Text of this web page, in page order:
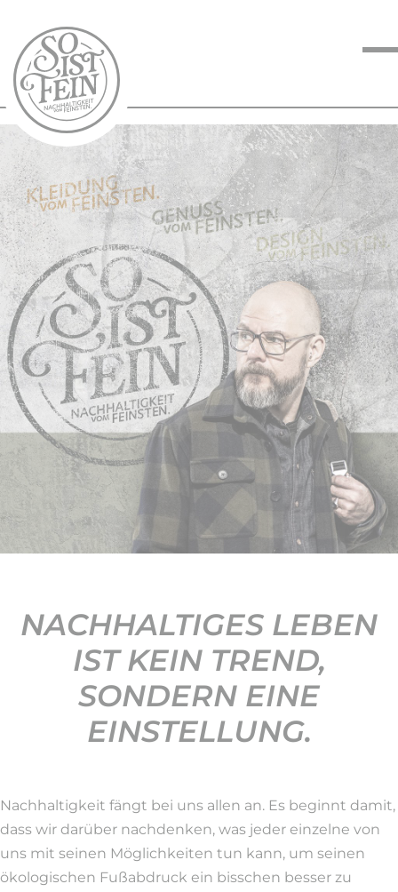
NACHHALTIGKEIT
VOM FEINSTEN
KOCHEN VOM
FEINSTEN
BLOG
KONTAKT
NACHHALTIGES LEBEN
IST KEIN TREND,
SONDERN EINE
EINSTELLUNG.
Nachhaltigkeit fängt bei uns allen an. Es beginnt damit,
dass wir darüber nachdenken, was jeder einzelne von
uns mit seinen Möglichkeiten tun kann, um seinen
ökologischen Fußabdruck ein bisschen besser zu